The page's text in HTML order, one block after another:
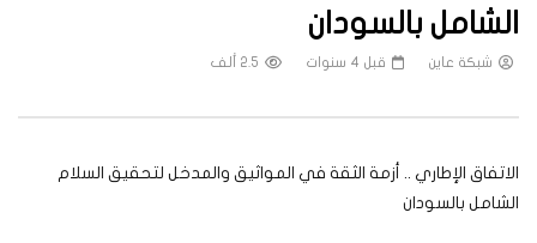
«عنف واعتقال».. أطراف حرب السودان
الشامل بالسودان
شبكة عاين قبل 4 سنوات 2.5 ألف
الاتفاق الإطاري .. أزمة الثقة في المواثيق والمدخل لتحقيق السلام
الشامل بالسودان